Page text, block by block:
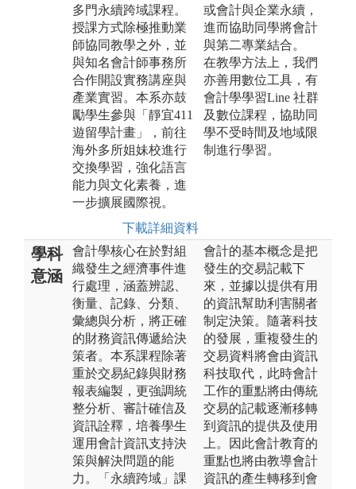
多門永續跨域課程。
授課方式除極推動業
師協同教學之外，並
與知名會計師事務所
合作開設實務講座與
產業實習。本系亦鼓
勵學生參與「靜宜411
遊留學計畫」，前往
海外多所姐妹校進行
交換學習，強化語言
能力與文化素養，進
一步擴展國際視。
下載詳細資料
或會計與企業永續，
進而協助同學將會計
與第二專業結合。
在教學方法上，我們
亦善用數位工具，有
會計學學習Line 社群
及數位課程，協助同
學不受時間及地域限
制進行學習。
學科
意涵
會計學核心在於對組
織發生之經濟事件進
行處理，涵蓋辨認、
衡量、記錄、分類、
彙總與分析，將正確
的財務資訊傳遞給決
策者。本系課程除著
重於交易紀錄與財務
報表編製，更強調統
整分析、審計確信及
資訊詮釋，培養學生
運用會計資訊支持決
策與解決問題的能
力。「永續跨域」課
會計的基本概念是把
發生的交易記載下
來，並據以提供有用
的資訊幫助利害關者
制定決策。隨著科技
的發展，重複發生的
交易資料將會由資訊
科技取代，此時會計
工作的重點將由傳統
交易的記載逐漸移轉
到資訊的提供及使用
上。因此會計教育的
重點也將由教導會計
資訊的產生轉移到會